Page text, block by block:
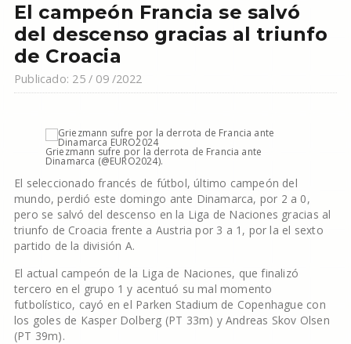
El campeón Francia se salvó
del descenso gracias al triunfo
de Croacia
Publicado: 25 / 09 /2022
Griezmann sufre por la derrota de Francia ante
Dinamarca (@EURO2024).
El seleccionado francés de fútbol, último campeón del
mundo, perdió este domingo ante Dinamarca, por 2 a 0,
pero se salvó del descenso en la Liga de Naciones gracias al
triunfo de Croacia frente a Austria por 3 a 1, por la el sexto
partido de la división A.
El actual campeón de la Liga de Naciones, que finalizó
tercero en el grupo 1 y acentuó su mal momento
futbolístico, cayó en el Parken Stadium de Copenhague con
los goles de Kasper Dolberg (PT 33m) y Andreas Skov Olsen
(PT 39m).